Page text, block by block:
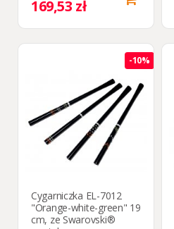
169,53 zł
-10%
Cygarniczka EL-7012
"Orange-white-green" 19
cm, ze Swarovski®